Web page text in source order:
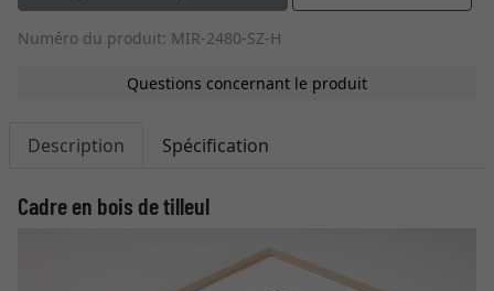
Numéro du produit: MIR-2480-SZ-H
Questions concernant le produit
Description Spécification
Cadre en bois de tilleul